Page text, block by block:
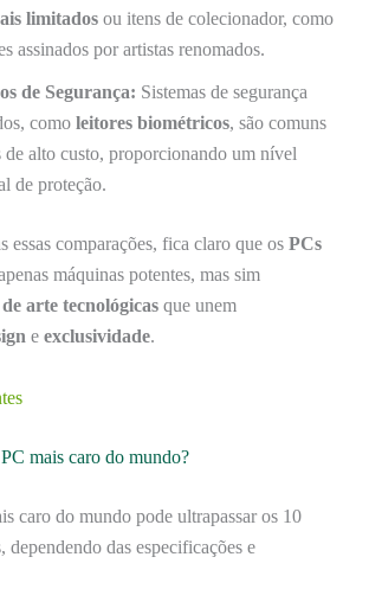
limitados ou itens de colecionador, como
assinados por artistas renomados.
de Segurança: Sistemas de segurança
como leitores biométricos, são comuns
de alto custo, proporcionando um nível
de proteção.
essas comparações, fica claro que os PCs
máquinas potentes, mas sim
arte tecnológicas que unem
e exclusividade.
mais caro do mundo?
caro do mundo pode ultrapassar os 10
dependendo das especificações e